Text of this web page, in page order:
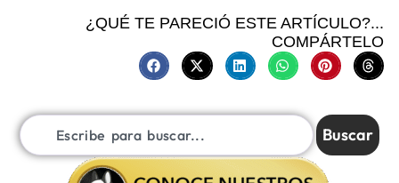
¿QUÉ TE PARECIÓ ESTE ARTÍCULO?...
COMPÁRTELO
Buscar